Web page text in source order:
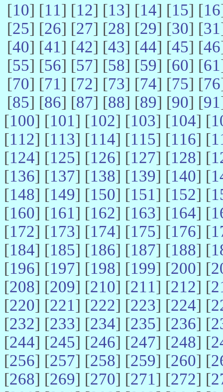
[10] [11] [12] [13] [14] [15] [16
[25] [26] [27] [28] [29] [30] [31
[40] [41] [42] [43] [44] [45] [46
[55] [56] [57] [58] [59] [60] [61
[70] [71] [72] [73] [74] [75] [76
[85] [86] [87] [88] [89] [90] [91
[100] [101] [102] [103] [104] [
[112] [113] [114] [115] [116] [
[124] [125] [126] [127] [128] [
[136] [137] [138] [139] [140] [
[148] [149] [150] [151] [152] [
[160] [161] [162] [163] [164] [
[172] [173] [174] [175] [176] [
[184] [185] [186] [187] [188] [
[196] [197] [198] [199] [200] [
[208] [209] [210] [211] [212] [
[220] [221] [222] [223] [224] [
[232] [233] [234] [235] [236] [
[244] [245] [246] [247] [248] [
[256] [257] [258] [259] [260] [
[268] [269] [270] [271] [272] [